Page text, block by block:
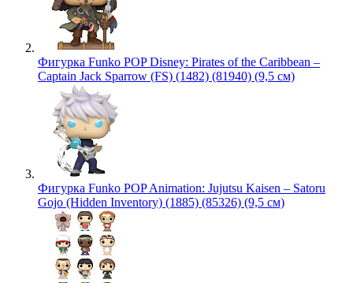
Фигурка Funko POP Disney: Pirates of the Caribbean –
Captain Jack Sparrow (FS) (1482) (81940) (9,5 см)
Фигурка Funko POP Animation: Jujutsu Kaisen – Satoru
Gojo (Hidden Inventory) (1885) (85326) (9,5 см)